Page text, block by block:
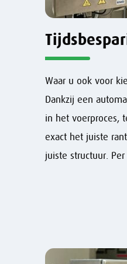
Waar u ook voor
Dankzij een
in het voerproces,
exact het juiste
juiste structuur.